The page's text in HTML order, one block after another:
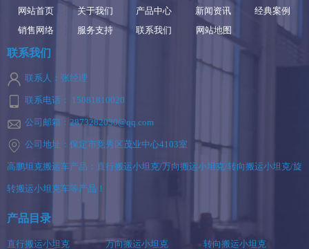
网站首页 关于我们 产品中心 新闻资讯
经典案例
销售网络
服务支持 联系我们 网站地图
联系我们
联系人：张经理
联系电话： 15081810020
公司邮箱：2873282030@qq.com
公司地址：保定市竞秀区茂业中心4103室
高鹏坦克搬运车产品：直行搬运小坦克/万向搬运小坦克/转向搬运小坦克/旋
转搬运小坦克车等产品！
产品目录
直行搬运小坦克 万向搬运小坦克 转向搬运小坦克